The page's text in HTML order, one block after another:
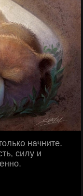
начните.
силу и